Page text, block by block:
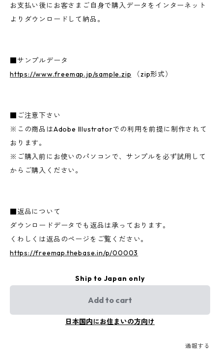
お支払い後にお客さまご自身で購入データをインターネット
よりダウンロードして納品。
■サンプルデータ
https://www.freemap.jp/sample.zip （zip形式）
■ご注意下さい
※この商品はAdobe Illustratorでの利用を前提に制作されて
おります。
※ご購入前にお使いのパソコンで、サンプルを必ず試用して
からご購入ください。
■返品について
ダウンロードデータでも返品は承っております。
くわしくは返品のページをご覧ください。
https://freemap.thebase.in/p/00003
Ship to Japan only
Add to cart
日本国内にお住まいの方向け
通報する